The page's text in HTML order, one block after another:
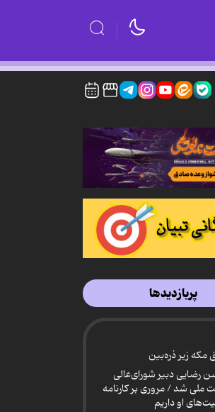
پربازدیدها
مکه زیر ذره‌بین
رضایی دبیر شورای‌عالی
ملی شد / مروری بر کارنامه
او داریم